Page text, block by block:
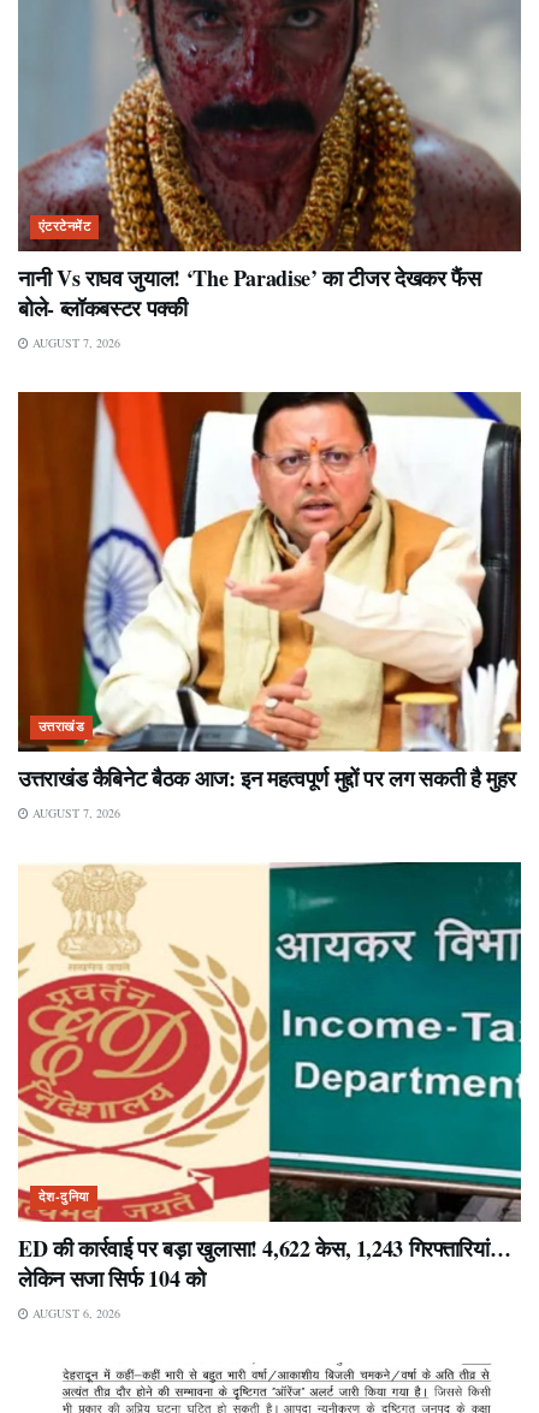
एंटरटेनमेंट
नानी Vs राघव जुयाल! ‘The Paradise’ का टीजर देखकर फैंस
बोले- ब्लॉकबस्टर पक्की
AUGUST 7, 2026
उत्तराखंड
उत्तराखंड कैबिनेट बैठक आज: इन महत्वपूर्ण मुद्दों पर लग सकती है मुहर
AUGUST 7, 2026
देश-दुनिया
ED की कार्रवाई पर बड़ा खुलासा! 4,622 केस, 1,243 गिरफ्तारियां…
लेकिन सजा सिर्फ 104 को
AUGUST 6, 2026